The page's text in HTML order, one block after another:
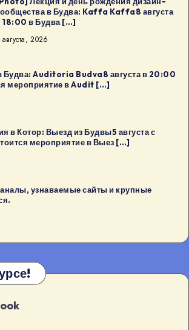
в Будва: Kaffa Kaffa8 августа
18:00 в Будва […]
2026
Будва: Auditoria Budva8 августа в 20:00
мероприятие в Audit […]
в Котор: Выезд из Будвы5 августа с
мероприятие в Выез […]
узнаваемые сайты и крупные